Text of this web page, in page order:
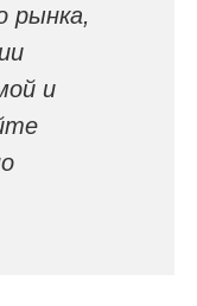
рынка,
и